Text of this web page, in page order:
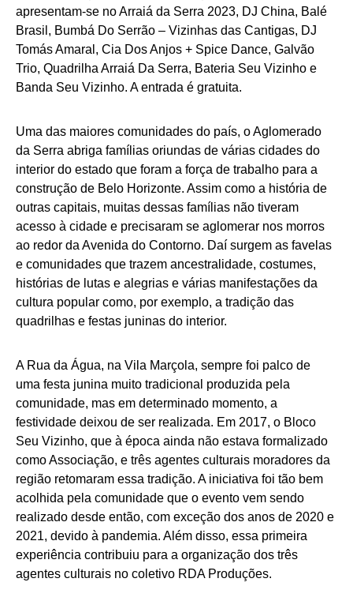
apresentam-se no Arraiá da Serra 2023, DJ China, Balé
Brasil, Bumbá Do Serrão – Vizinhas das Cantigas, DJ
Tomás Amaral, Cia Dos Anjos + Spice Dance, Galvão
Trio, Quadrilha Arraiá Da Serra, Bateria Seu Vizinho e
Banda Seu Vizinho. A entrada é gratuita.
Uma das maiores comunidades do país, o Aglomerado
da Serra abriga famílias oriundas de várias cidades do
interior do estado que foram a força de trabalho para a
construção de Belo Horizonte. Assim como a história de
outras capitais, muitas dessas famílias não tiveram
acesso à cidade e precisaram se aglomerar nos morros
ao redor da Avenida do Contorno. Daí surgem as favelas
e comunidades que trazem ancestralidade, costumes,
histórias de lutas e alegrias e várias manifestações da
cultura popular como, por exemplo, a tradição das
quadrilhas e festas juninas do interior.
A Rua da Água, na Vila Marçola, sempre foi palco de
uma festa junina muito tradicional produzida pela
comunidade, mas em determinado momento, a
festividade deixou de ser realizada. Em 2017, o Bloco
Seu Vizinho, que à época ainda não estava formalizado
como Associação, e três agentes culturais moradores da
região retomaram essa tradição. A iniciativa foi tão bem
acolhida pela comunidade que o evento vem sendo
realizado desde então, com exceção dos anos de 2020 e
2021, devido à pandemia. Além disso, essa primeira
experiência contribuiu para a organização dos três
agentes culturais no coletivo RDA Produções.